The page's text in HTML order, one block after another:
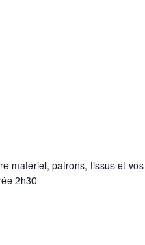
matériel, patrons, tissus et vos
2h30